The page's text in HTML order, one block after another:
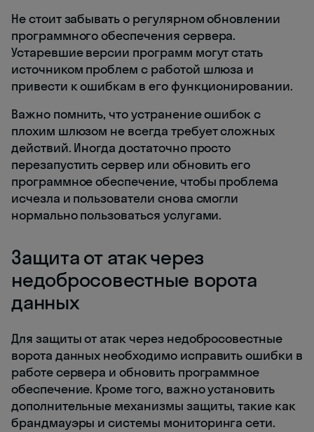
Не стоит забывать о регулярном обновлении
программного обеспечения сервера.
Устаревшие версии программ могут стать
источником проблем с работой шлюза и
привести к ошибкам в его функционировании.
Важно помнить, что устранение ошибок с
плохим шлюзом не всегда требует сложных
действий. Иногда достаточно просто
перезапустить сервер или обновить его
программное обеспечение, чтобы проблема
исчезла и пользователи снова смогли
нормально пользоваться услугами.
Защита от атак через
недобросовестные ворота
данных
Для защиты от атак через недобросовестные
ворота данных необходимо исправить ошибки в
работе сервера и обновить программное
обеспечение. Кроме того, важно установить
дополнительные механизмы защиты, такие как
брандмауэры и системы мониторинга сети.